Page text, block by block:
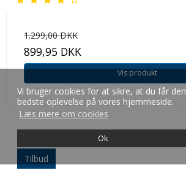
Vi bruger cookies for at sikre, at du får den
bedste oplevelse på vores hjemmeside.
Læs mere om cookies
Ok
1.299,00 DKK
899,95 DKK
Vis produkt
Tilbud